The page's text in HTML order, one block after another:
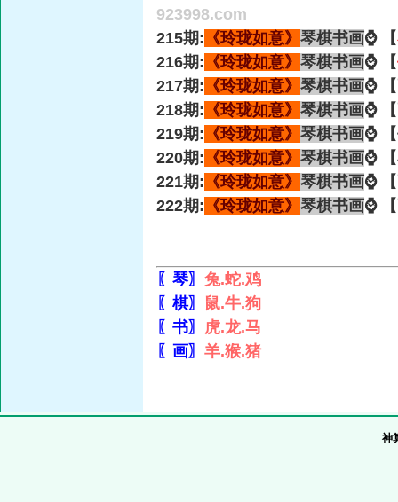
923998.com
215期: 《玲珑如意》 琴棋书画⌚ 【
216期: 《玲珑如意》 琴棋书画⌚ 【
217期: 《玲珑如意》 琴棋书画⌚
218期: 《玲珑如意》 琴棋书画⌚
219期: 《玲珑如意》 琴棋书画⌚
220期: 《玲珑如意》 琴棋书画⌚
221期: 《玲珑如意》 琴棋书画⌚
222期: 《玲珑如意》 琴棋书画⌚
〖琴〗 兔.蛇.鸡
〖棋〗
鼠.牛.狗
〖书〗 虎.龙.马
〖画〗 羊.猴.猪
神